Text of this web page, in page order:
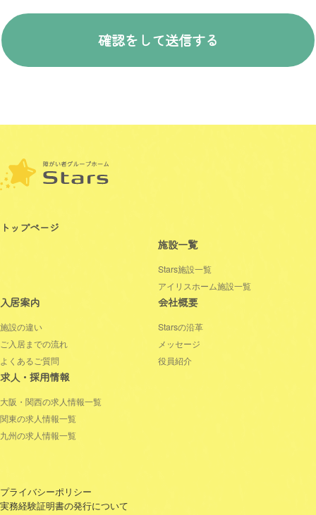
トップページ
施設一覧
Stars施設一覧
アイリスホーム施設一覧
入居案内
施設の違い
ご入居までの流れ
よくあるご質問
会社概要
Starsの沿革
メッセージ
役員紹介
求人・採用情報
大阪・関西の求人情報一覧
関東の求人情報一覧
九州の求人情報一覧
プライバシーポリシー
実務経験証明書の発行について